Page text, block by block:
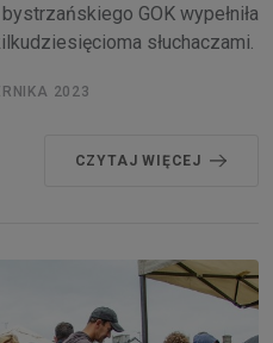
GOK wypełniła
słuchaczami.
2023
CZYTAJ WIĘCEJ